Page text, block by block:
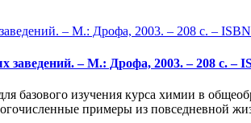
– М.: Дрофа, 2003. – 208 с. –
базового изучения курса химии в
примеры из повседневной